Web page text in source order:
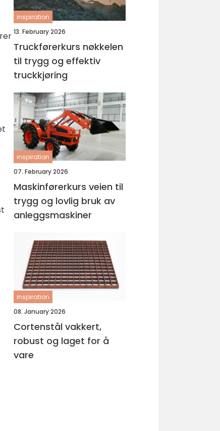
inspiration
13. February 2026
Truckførerkurs nøkkelen
til trygg og effektiv
truckkjøring
inspiration
07. February 2026
Maskinførerkurs veien til
trygg og lovlig bruk av
anleggsmaskiner
inspiration
08. January 2026
Cortenstål vakkert,
robust og laget for å
vare